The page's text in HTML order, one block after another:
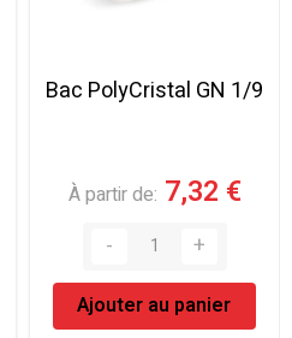
Bac PolyCristal GN 1/9
À partir de 7,32 €
Ajouter au panier